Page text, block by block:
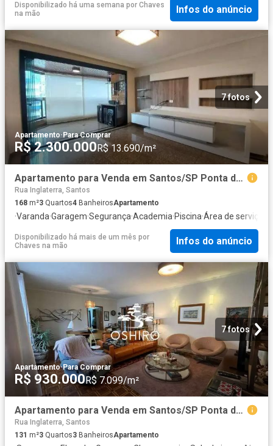
Disponibilizado há uma semana por Chaves
na mão
Infos do anúncio
7 fotos
Apartamento· Para Comprar
R$ 2.300.000R$ 13.690/m²
Apartamento para Venda em Santos/SP Ponta da Praia 3 Quartos
Rua Inglaterra, Santos
168 m²3 Quartos4 BanheirosApartamento
·Varanda·Garagem·Segurança·Academia·Piscina·Área de serviço
Disponibilizado há mais de um mês por
Chaves na mão
Infos do anúncio
7 fotos
Apartamento·Para Comprar
R$ 930.000R$ 7.099/m²
Apartamento para Venda em Santos/SP Ponta da Praia 3 Quartos
Rua Inglaterra, Santos
131 m²3 Quartos3 BanheirosApartamento